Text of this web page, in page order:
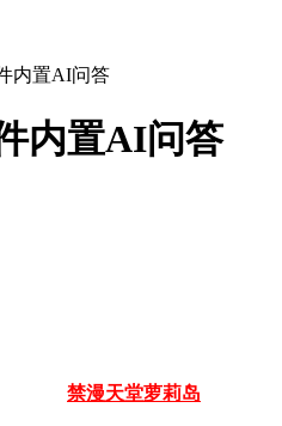
内置AI问答
内置AI问答
禁漫天堂萝莉岛